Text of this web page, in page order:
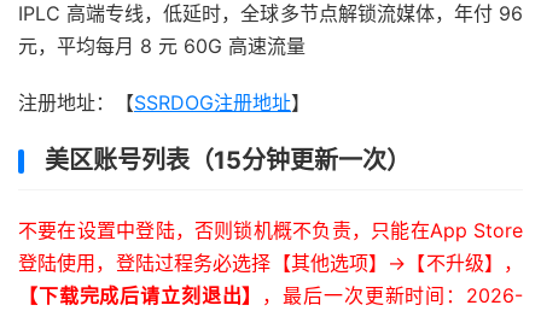
IPLC 高端专线，低延时，全球多节点解锁流媒体，年付 96
元，平均每月 8 元 60G 高速流量
注册地址：【SSRDOG注册地址】
美区账号列表（15分钟更新一次）
不要在设置中登陆，否则锁机概不负责，只能在App Store
登陆使用，登陆过程务必选择【其他选项】->【不升级】，
【下载完成后请立刻退出】 ，最后一次更新时间：2026-